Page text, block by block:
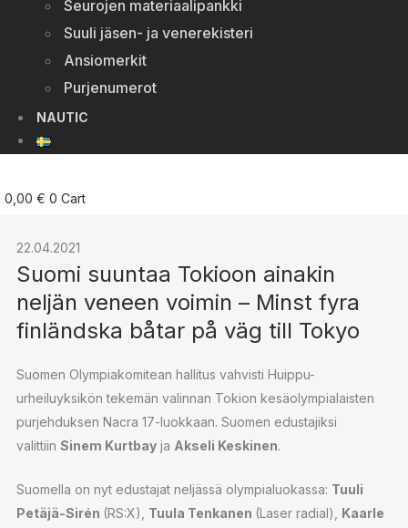
Seurojen materiaalipankki
Suuli jäsen- ja venerekisteri
Ansiomerkit
Purjenumerot
NAUTIC
0,00 € 0 Cart
22.04.2021
Suomi suuntaa Tokioon ainakin
neljän veneen voimin – Minst fyra
finländska båtar på väg till Tokyo
Suomen Olympiakomitean hallitus vahvisti Huippu-
urheiluyksikön tekemän valinnan Tokion kesäolympialaisten
purjehduksen Nacra 17-luokkaan. Suomen edustajiksi
valittiin Sinem Kurtbayja Akseli Keskinen.
Suomella on nyt edustajat neljässä olympialuokassa: Tuuli
Petäjä-Sirén (RS:X), Tuula Tenkanen (Laser radial), Kaarle